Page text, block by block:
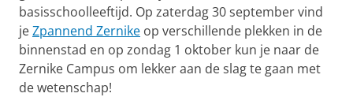
basisschoolleeftijd. Op zaterdag 30 september vind
jeZpannend Zernike op verschillende plekken in de
binnenstad en op zondag 1 oktober kun je naar de
Zernike Campus om lekker aan de slag te gaan met
de wetenschap!